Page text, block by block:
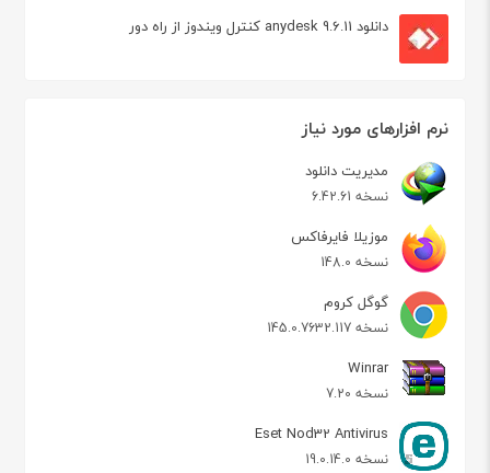
دانلود anydesk 9.6.11 کنترل ویندوز از راه دور
نرم افزارهای مورد نیاز
مدیریت دانلود
نسخه 6.42.61
موزیلا فایرفاکس
نسخه 148.0
گوگل کروم
نسخه 145.0.7632.117
Winrar
نسخه 7.20
Eset Nod32 Antivirus
نسخه 19.0.14.0